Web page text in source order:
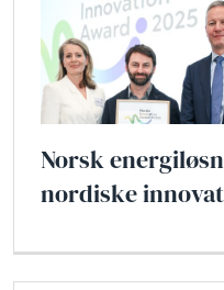
Norsk
nordiske